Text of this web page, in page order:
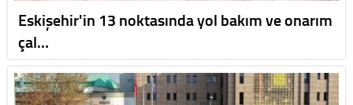
Eskişehir'in 13 noktasında yol bakım ve onarım
çal…